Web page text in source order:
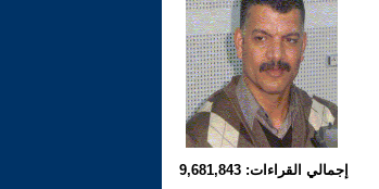
إجمالي القراءات: 9,681,843